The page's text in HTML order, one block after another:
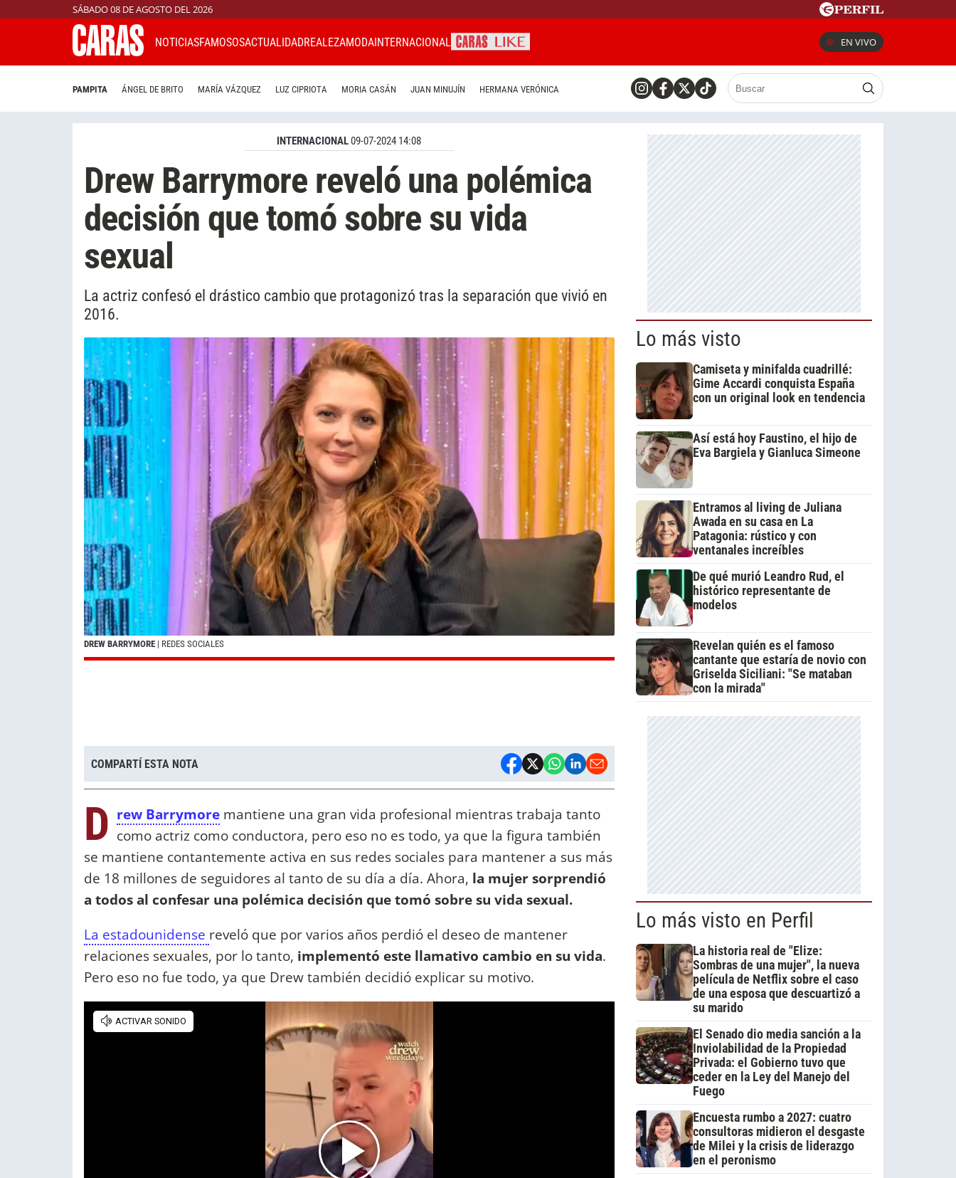
SÁBADO 08 DE AGOSTO DEL 2026
NOTICIASFAMOSOSACTUALIDADREALEZAMODAINTERNACIONAL EN VIVO
PAMPITA ÁNGEL DE BRITO MARÍA VÁZQUEZ LUZ CIPRIOTA MORIA CASÁN JUAN MINUJÍN HERMANA VERÓNICA
INTERNACIONAL09-07-2024 14:08
Drew Barrymore reveló una polémica
decisión que tomó sobre su vida
sexual
La actriz confesó el drástico cambio que protagonizó tras la separación que vivió en
2016.
DREW BARRYMORE | REDES SOCIALES
COMPARTÍ ESTA NOTA
D rew Barrymore mantiene una gran vida profesional mientras trabaja tanto
como actriz como conductora, pero eso no es todo, ya que la figura también
se mantiene contantemente activa en sus redes sociales para mantener a sus más
de 18 millones de seguidores al tanto de su día a día. Ahora, la mujer sorprendió
a todos al confesar una polémica decisión que tomó sobre su vida sexual.
La estadounidense reveló que por varios años perdió el deseo de mantener
relaciones sexuales, por lo tanto, implementó este llamativo cambio en su vida.
Pero eso no fue todo, ya que Drew también decidió explicar su motivo.
Lo más visto
Camiseta y minifalda cuadrillé:
Gime Accardi conquista España
con un original look en tendencia
Así está hoy Faustino, el hijo de
Eva Bargiela y Gianluca Simeone
Entramos al living de Juliana
Awada en su casa en La
Patagonia: rústico y con
ventanales increíbles
De qué murió Leandro Rud, el
histórico representante de
modelos
Revelan quién es el famoso
cantante que estaría de novio con
Griselda Siciliani: "Se mataban
con la mirada"
Lo más visto en Perfil
La historia real de "Elize:
Sombras de una mujer", la nueva
película de Netflix sobre el caso
de una esposa que descuartizó a
su marido
El Senado dio media sanción a la
Inviolabilidad de la Propiedad
Privada: el Gobierno tuvo que
ceder en la Ley del Manejo del
Fuego
Encuesta rumbo a 2027: cuatro
consultoras midieron el desgaste
de Milei y la crisis de liderazgo
en el peronismo